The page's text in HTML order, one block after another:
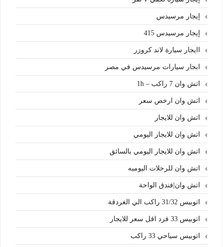
إيجار مرسيدس
إيجار مرسيدس 415
اايجار سيارة لاند كروزر
ابجار سيارات مرسيدس في مصر
اتش وان 7 راكب – 1h
اتش وان ارخص سعر
اتش وان للايجار
اتش وان للايجار اليومي
اتش وان للايجار اليومي بالسائق
اتش وان للرحلات اليوميه
اتش وان|فندق الواحة
اتوبيس 31/32 راكب الي الغردقة
اتوبيس 33 فرد اقل سعر للايجار
اتوبيس سياحي 33 راكب